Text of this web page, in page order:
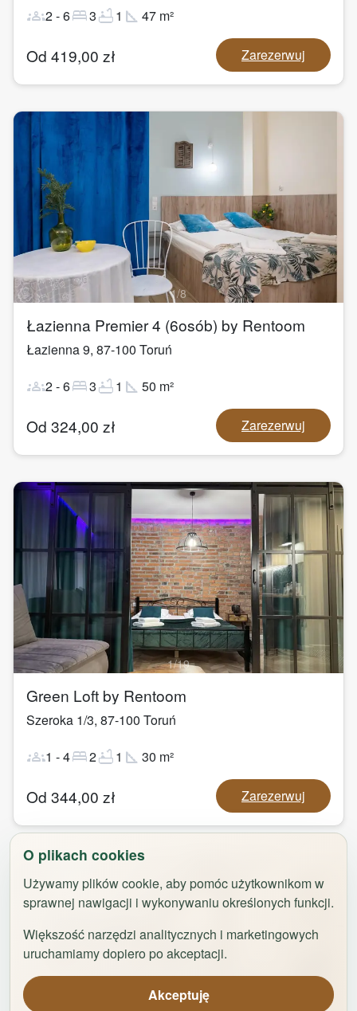
O plikach cookies
Używamy plików cookie, aby pomóc użytkownikom w
sprawnej nawigacji i wykonywaniu określonych funkcji.
Większość narzędzi analitycznych i marketingowych
uruchamiamy dopiero po akceptacji.
Akceptuję
groups2-6bed3bathtub1 square_foot 47 m²
Od 419,00 zł Zarezerwuj
1/8
Łazienna Premier 4 (6osób) by Rentoom
Łazienna 9, 87-100 Toruń
groups2-6bed3bathtub1 square_foot 50 m²
Od 324,00 zł Zarezerwuj
1/19
Green Loft by Rentoom
Szeroka 1/3, 87-100 Toruń
groups1 -4bed2bathtub1 square_foot 30 m²
Od 344,00 zł Zarezerwuj